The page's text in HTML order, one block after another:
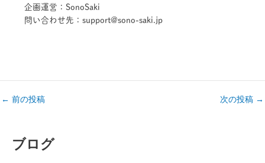
企画運営：SonoSaki
問い合わせ先：support@sono-saki.jp
← 前の投稿 次の投稿 →
ブログ